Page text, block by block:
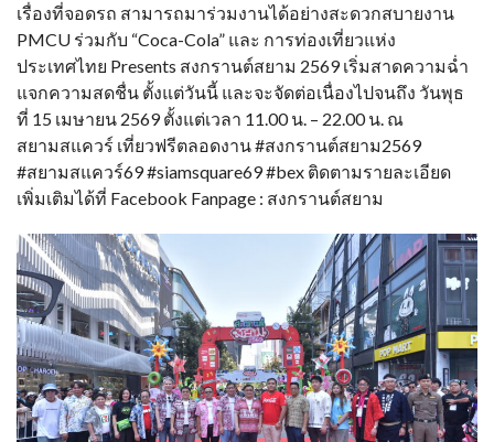
เรื่องที่จอดรถ สามารถมาร่วมงานได้อย่างสะดวกสบายงาน
PMCU ร่วมกับ “Coca-Cola” และ การท่องเที่ยวแห่ง
ประเทศไทย Presents สงกรานต์สยาม 2569 เริ่มสาดความฉ่ำ
แจกความสดชื่น ตั้งแต่วันนี้ และจะจัดต่อเนื่องไปจนถึง วันพุธ
ที่ 15 เมษายน 2569 ตั้งแต่เวลา 11.00 น. – 22.00 น. ณ
สยามสแควร์ เที่ยวฟรีตลอดงาน #สงกรานต์สยาม2569
#สยามสแควร์69 #siamsquare69 #bex ติดตามรายละเอียด
เพิ่มเติมได้ที่ Facebook Fanpage : สงกรานต์สยาม